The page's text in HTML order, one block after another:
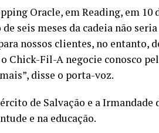
Oracle, em Reading, em 10
seis meses da cadeia não seria
nossos clientes, no entanto,
Chick-Fil-A negocie conosco
disse o porta-voz.
de Salvação e a Irmandade
e na educação.